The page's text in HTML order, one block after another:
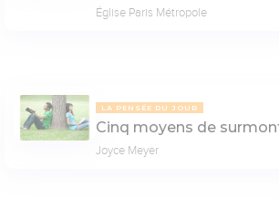
Église Paris Métropole
LA PENSÉE DU JOUR
Cinq moyens de
Joyce Meyer